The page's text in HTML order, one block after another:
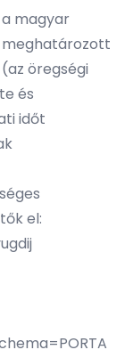
magyar
öregségi
és
időt
el: